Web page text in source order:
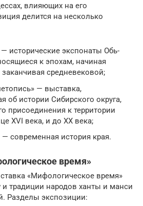
влияющих на его
делится на несколько
исторические экспонаты Обь-
к эпохам, начиная
средневековой;
— выставка,
об истории Сибирского округа,
присоединения к территории
XVI века, и до XX века;
— современная история края.
время»
«Мифологическое время»
и традиции народов ханты и манси
Разделы экспозиции: